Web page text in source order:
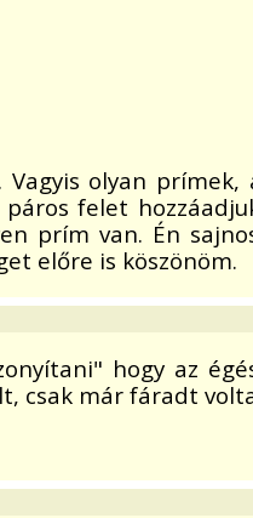
olyan
felet
prím van. Én
előre is köszönöm.
hogy az
csak már fáradt